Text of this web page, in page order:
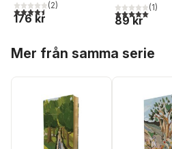
förening ; En
skandal i Böhmen
4,5utav 5 stjärnor. Totalt antal röster:
(2)
176 kr
5,0utav 5(1)
89 kr
Mer från samma serie